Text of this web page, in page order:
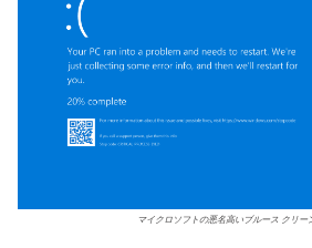
マイクロソフトの悪名高いブルース クリー